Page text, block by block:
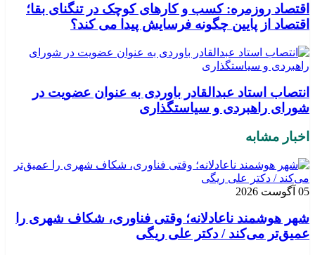
اقتصاد روزمره: کسب‌ و کارهای کوچک در تنگنای بقا؛
اقتصاد از پایین چگونه فرسایش پیدا می کند؟
انتصاب استاد عبدالقادر باوردی به عنوان عضویت در
شورای راهبردی و سیاستگذاری
اخبار مشابه
05 آگوست 2026
شهر هوشمند ناعادلانه؛ وقتی فناوری، شکاف شهری را
عمیق‌تر می‌کند / دکتر علی ریگی